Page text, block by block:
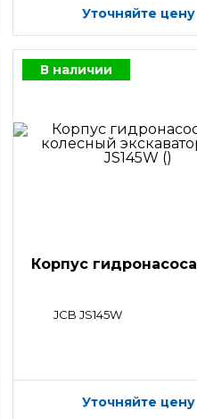
Уточняйте цену
В наличии
Корпус гидронасоса
JCB JS145W
Уточняйте цену